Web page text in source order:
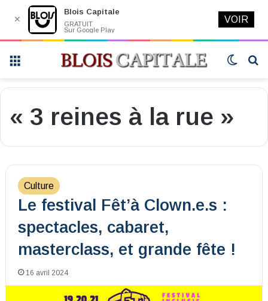
Switch
« 3 reines à la rue »
Culture
Le festival Fêt’à Clown.e.s :
spectacles, cabaret,
masterclass, et grande fête !
16 avril 2024
✕
Blois Capitale
GRATUIT
Sur Google Play
VOIR